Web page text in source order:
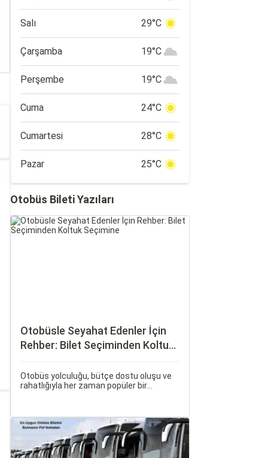
Salı 29°C
Çarşamba 19°C
Perşembe 19°C
Cuma 24°C
Cumartesi 28°C
Pazar 25°C
Otobüs Bileti Yazıları
Otobüsle Seyahat Edenler İçin
Rehber: Bilet Seçiminden Koltuk
Otobüs yolculuğu, bütçe dostu oluşu ve
rahatlığıyla her zaman popüler bir
püf noktası bulunuyor.